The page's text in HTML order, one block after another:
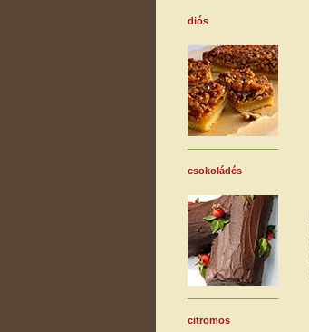
diós
csokoládés
citromos